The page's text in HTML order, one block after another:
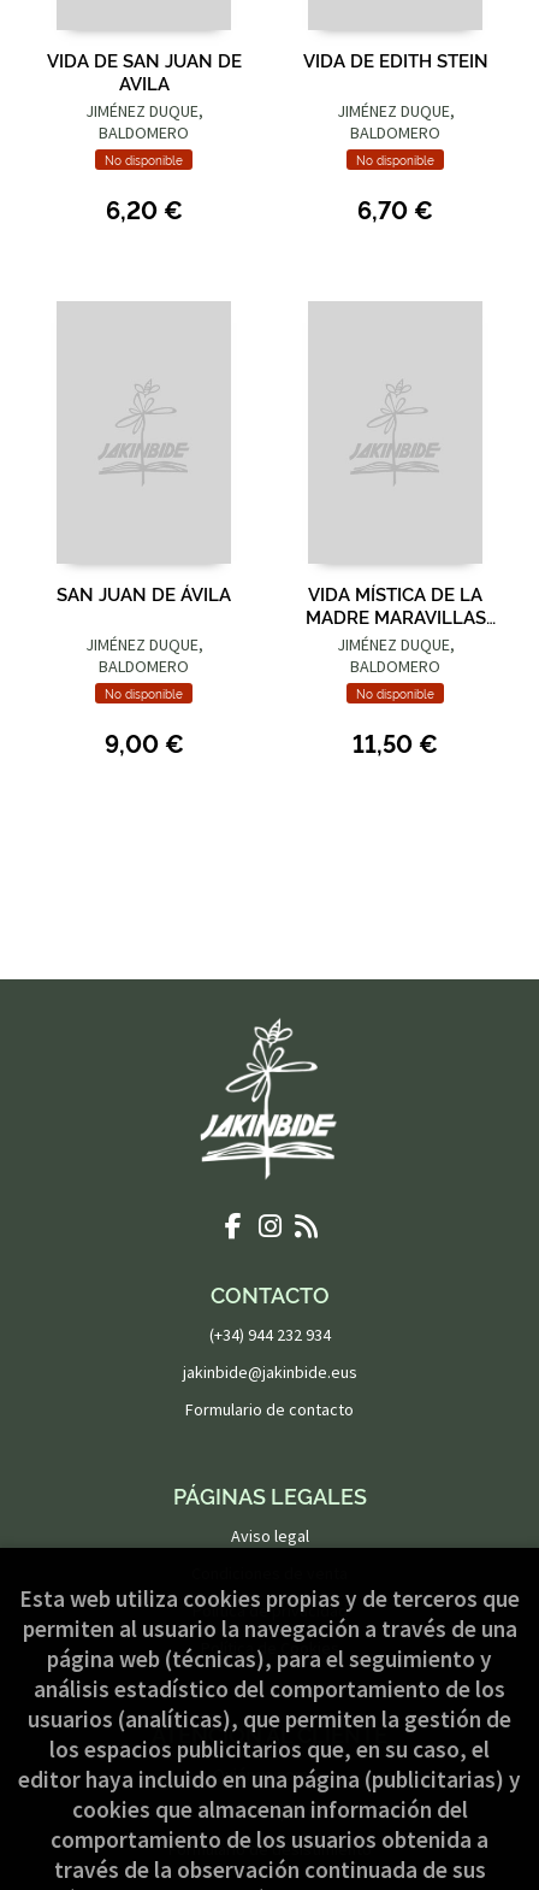
VIDA DE SAN JUAN DE
AVILA
JIMÉNEZ DUQUE,
BALDOMERO
No disponible
6,20 €
VIDA DE EDITH STEIN
JIMÉNEZ DUQUE,
BALDOMERO
No disponible
6,70 €
SAN JUAN DE ÁVILA
JIMÉNEZ DUQUE,
BALDOMERO
No disponible
9,00 €
VIDA MÍSTICA DE LA
MADRE MARAVILLAS
DE JESÚS
JIMÉNEZ DUQUE,
BALDOMERO
No disponible
11,50 €
CONTACTO
(+34) 944 232 934
jakinbide@jakinbide.eus
Formulario de contacto
PÁGINAS LEGALES
Aviso legal
Política de privacidad
Política de Cookies
ATENCIÓN AL CLIENTE
Quiénes somos
Pedidos especiales
Formulario de desistimiento
Esta web utiliza cookies propias y de terceros que
permiten al usuario la navegación a través de una
página web (técnicas), para el seguimiento y
análisis estadístico del comportamiento de los
usuarios (analíticas), que permiten la gestión de
los espacios publicitarios que, en su caso, el
editor haya incluido en una página (publicitarias) y
cookies que almacenan información del
comportamiento de los usuarios obtenida a
través de la observación continuada de sus